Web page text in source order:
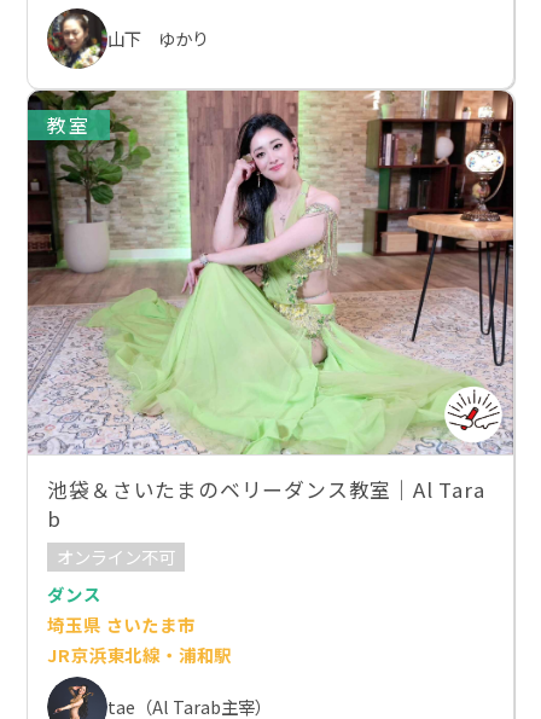
山下 ゆかり
教室
池袋＆さいたまのベリーダンス教室｜Al Tara
b
オンライン不可
ダンス
埼玉県 さいたま市
JR京浜東北線・浦和駅
tae（Al Tarab主宰）